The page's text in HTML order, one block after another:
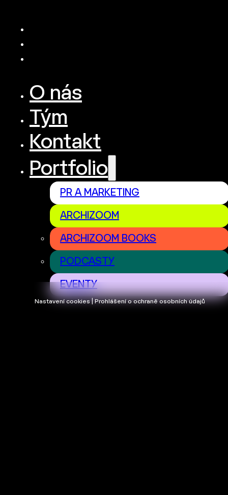
Nastavení cookies | Prohlášení o ochraně osobních údajů
O nás
Tým
Kontakt
Portfolio
PR A MARKETING
ARCHIZOOM
ARCHIZOOM BOOKS
PODCASTY
EVENTY